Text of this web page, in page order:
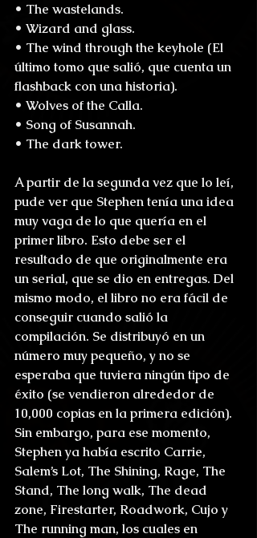
• The wastelands.
• Wizard and glass.
• The wind through the keyhole (El
último tomo que salió, que cuenta un
flashback con una historia).
• Wolves of the Calla.
• Song of Susannah.
• The dark tower.
A partir de la segunda vez que lo leí,
pude ver que Stephen tenía una idea
muy vaga de lo que quería en el
primer libro. Esto debe ser el
resultado de que originalmente era
un serial, que se dio en entregas. Del
mismo modo, el libro no era fácil de
conseguir cuando salió la
compilación. Se distribuyó en un
número muy pequeño, y no se
esperaba que tuviera ningún tipo de
éxito (se vendieron alrededor de
10,000 copias en la primera edición).
Sin embargo, para ese momento,
Stephen ya había escrito Carrie,
Salem’s Lot, The Shining, Rage, The
Stand, The long walk, The dead
zone, Firestarter, Roadwork, Cujo y
The running man, los cuales en